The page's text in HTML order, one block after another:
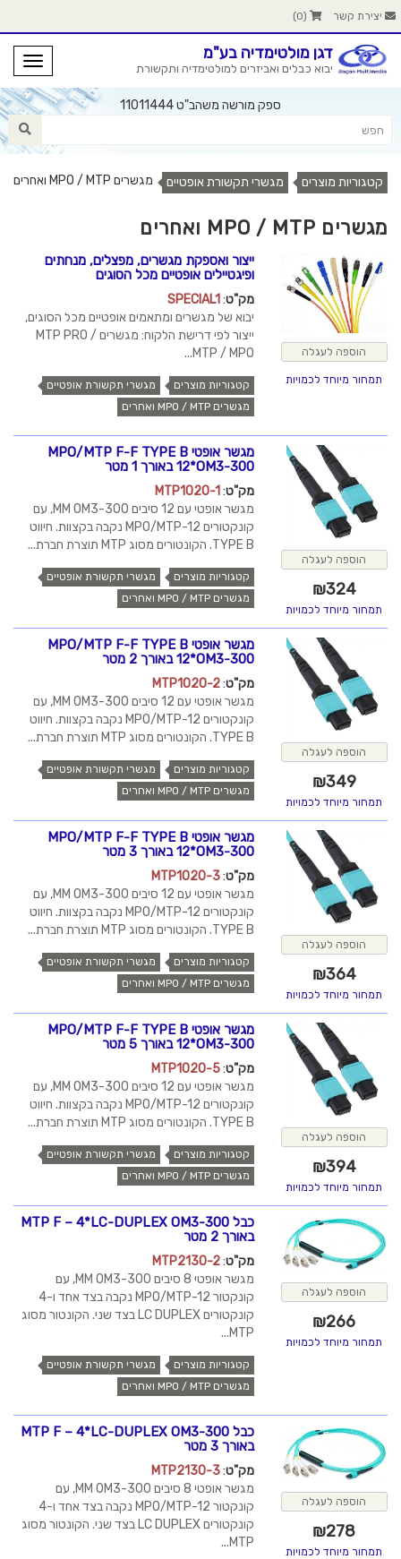
יצירת קשר (
0
)
דגן מולטימדיה בע"מ
יבוא כבלים ואביזרים למולטימדיה ותקשורת
ספק מורשה משהב"ט 11011444
קטגוריות מוצרים מגשרי תקשורת אופטיים מגשרים MPO / MTP ואחרים
מגשרים MPO / MTP ואחרים
הוספה לעגלה
תמחור מיוחד לכמויות
ייצור ואספקת מגשרים, מפצלים, מנחתים
ופיגטיילים אופטיים מכל הסוגים
מק"ט:
SPECIAL1
יבוא של מגשרים ומתאמים אופטיים מכל הסוגים,
ייצור לפי דרישת הלקוח: מגשרים MTP PRO /
MTP / MPO...
קטגוריות מוצרים
מגשרי תקשורת אופטיים
מגשרים MPO / MTP ואחרים
הוספה לעגלה
₪324
תמחור מיוחד לכמויות
מגשר אופטי MPO/MTP F-F TYPE B
12*OM3-300 באורך 1 מטר
מק"ט:
MTP1020-1
מגשר אופטי עם 12 סיבים MM OM3-300, עם
קונקטורים MPO/MTP-12 נקבה בקצוות. חיווט
TYPE B. הקונטורים מסוג MTP תוצרת חברת...
קטגוריות מוצרים
מגשרי תקשורת אופטיים
מגשרים MPO / MTP ואחרים
הוספה לעגלה
₪349
תמחור מיוחד לכמויות
מגשר אופטי MPO/MTP F-F TYPE B
12*OM3-300 באורך 2 מטר
מק"ט:
MTP1020-2
מגשר אופטי עם 12 סיבים MM OM3-300, עם
קונקטורים MPO/MTP-12 נקבה בקצוות. חיווט
TYPE B. הקונטורים מסוג MTP תוצרת חברת...
קטגוריות מוצרים
מגשרי תקשורת אופטיים
מגשרים MPO / MTP ואחרים
הוספה לעגלה
₪364
תמחור מיוחד לכמויות
מגשר אופטי MPO/MTP F-F TYPE B
12*OM3-300 באורך 3 מטר
מק"ט:
MTP1020-3
מגשר אופטי עם 12 סיבים MM OM3-300, עם
קונקטורים MPO/MTP-12 נקבה בקצוות. חיווט
TYPE B. הקונטורים מסוג MTP תוצרת חברת...
קטגוריות מוצרים
מגשרי תקשורת אופטיים
מגשרים MPO / MTP ואחרים
הוספה לעגלה
₪394
תמחור מיוחד לכמויות
מגשר אופטי MPO/MTP F-F TYPE B
12*OM3-300 באורך 5 מטר
מק"ט:
MTP1020-5
מגשר אופטי עם 12 סיבים MM OM3-300, עם
קונקטורים MPO/MTP-12 נקבה בקצוות. חיווט
TYPE B. הקונטורים מסוג MTP תוצרת חברת...
קטגוריות מוצרים
מגשרי תקשורת אופטיים
מגשרים MPO / MTP ואחרים
הוספה לעגלה
₪266
תמחור מיוחד לכמויות
כבל MTP F – 4*LC-DUPLEX OM3-300
באורך 2 מטר
מק"ט:
MTP2130-2
מגשר אופטי 8 סיבים MM OM3-300, עם
קונקטור MPO/MTP-12 נקבה בצד אחד ו-4
קונקטורים LC DUPLEX בצד שני. הקונטור מסוג
MTP...
קטגוריות מוצרים
מגשרי תקשורת אופטיים
מגשרים MPO / MTP ואחרים
הוספה לעגלה
₪278
תמחור מיוחד לכמויות
כבל MTP F – 4*LC-DUPLEX OM3-300
באורך 3 מטר
מק"ט:
MTP2130-3
מגשר אופטי 8 סיבים MM OM3-300, עם
קונקטור MPO/MTP-12 נקבה בצד אחד ו-4
קונקטורים LC DUPLEX בצד שני. הקונטור מסוג
MTP...